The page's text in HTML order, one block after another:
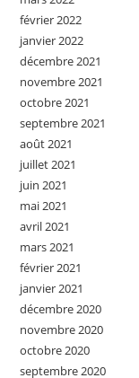
février 2022
janvier 2022
décembre 2021
novembre 2021
octobre 2021
septembre 2021
août 2021
juillet 2021
juin 2021
mai 2021
avril 2021
mars 2021
février 2021
janvier 2021
décembre 2020
novembre 2020
octobre 2020
septembre 2020